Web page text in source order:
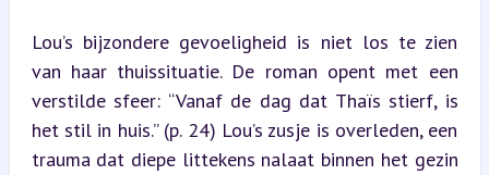
Lou’s bijzondere gevoeligheid is niet los te zien
van haar thuissituatie. De roman opent met een
verstilde sfeer: “Vanaf de dag dat Thaïs stierf, is
het stil in huis.” (p. 24) Lou’s zusje is overleden, een
trauma dat diepe littekens nalaat binnen het gezin